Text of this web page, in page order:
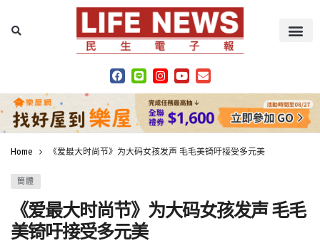
Home 《爱最大时尚节》为大码女孩发声 毛毛美锜吁接受多元美
簡體
《爱最大时尚节》为大码女孩发声 毛毛
美锜吁接受多元美